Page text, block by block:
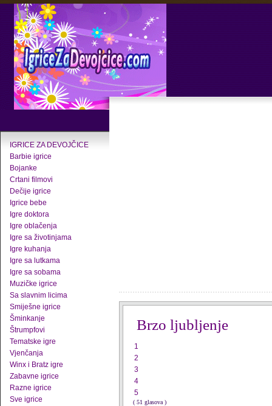
IGRICE ZA DEVOJČICE
Barbie igrice
Bojanke
Crtani filmovi
Dečije igrice
Igrice bebe
Igre doktora
Igre oblačenja
Igre sa životinjama
Igre kuhanja
Igre sa lutkama
Igre sa sobama
Muzičke igrice
Sa slavnim licima
Smiješne igrice
Šminkanje
Štrumpfovi
Tematske igre
Vjenčanja
Winx i Bratz igre
Zabavne igrice
Razne igrice
Sve igrice
Brzo ljubljenje
1
2
3
4
5
( 51 glasova )